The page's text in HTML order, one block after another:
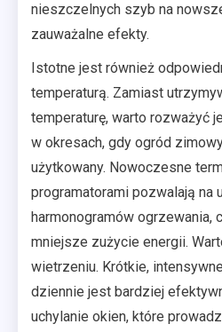
nieszczelnych szyb na
zauważalne efekty.
Istotne jest również
temperaturą. Zamiast
temperaturę, warto rozważyć
w okresach, gdy ogród
użytkowany. Nowoczesne
programatorami pozwalają na
harmonogramów ogrzewania,
mniejsze zużycie energii.
wietrzeniu. Krótkie,
dziennie jest bardziej
uchylanie okien, które